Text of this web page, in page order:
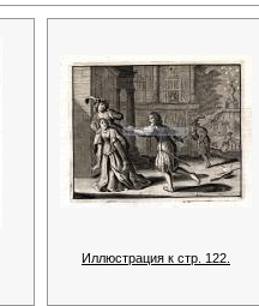
Иллюстрация к стр. 122.